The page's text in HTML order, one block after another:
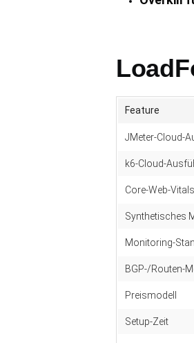
Feature
JMeter-Cloud-
k6-Cloud-
Core-Web-
Synthetisches
Monitoring-
BGP-/Routen-
Preismodell
Setup-Zeit